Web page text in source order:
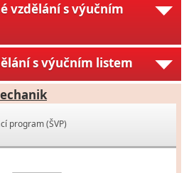
vzdělání s výučním
s výučním listem
program (ŠVP)